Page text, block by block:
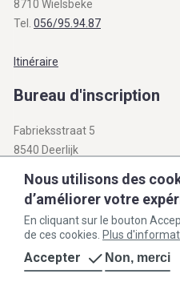
8710 Wielsbeke
Tel.
056/95.94.87
Itinéraire
Bureau d'inscription
Fabrieksstraat 5
8540 Deerlijk
info@openbare-verkopen.be
Conditions general de vente
Nous utilisons des
d’améliorer votre
En cliquant sur le bouton
de ces cookies. Plus
Accepter Non, merci